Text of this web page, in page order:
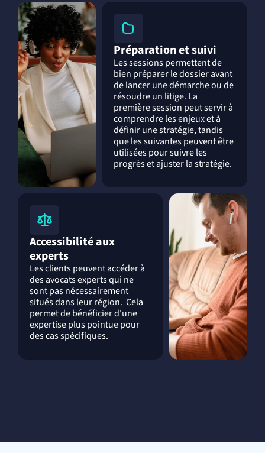
Préparation et suivi
Les sessions permettent de
bien préparer le dossier avant
de lancer une démarche ou de
résoudre un litige. La
première session peut servir à
comprendre les enjeux et à
définir une stratégie, tandis
que les suivantes peuvent être
utilisées pour suivre les
progrès et ajuster la stratégie.
Accessibilité aux
experts
Les clients peuvent accéder à
des avocats experts qui ne
sont pas nécessairement
situés dans leur région. Cela
permet de bénéficier d'une
expertise plus pointue pour
des cas spécifiques.